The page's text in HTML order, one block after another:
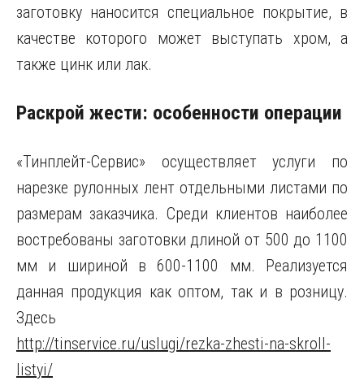
заготовку наносится специальное покрытие, в
качестве которого может выступать хром, а
также цинк или лак.
Раскрой жести: особенности операции
«Тинплейт-Сервис» осуществляет услуги по
нарезке рулонных лент отдельными листами по
размерам заказчика. Среди клиентов наиболее
востребованы заготовки длиной от 500 до 1100
мм и шириной в 600-1100 мм. Реализуется
данная продукция как оптом, так и в розницу.
Здесь
http://tinservice.ru/uslugi/rezka-zhesti-na-skroll-
listyi/